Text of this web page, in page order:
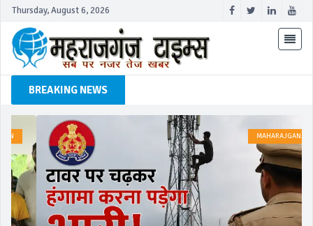
Thursday, August 6, 2026
BREAKING NEWS
MAHARAJGANJ